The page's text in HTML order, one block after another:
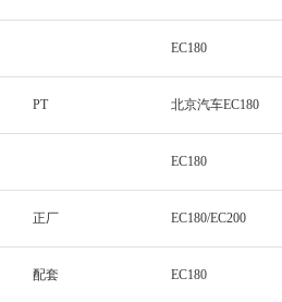
EC180
PT 北京汽车EC180
EC180
正厂 EC180/EC200
配套 EC180